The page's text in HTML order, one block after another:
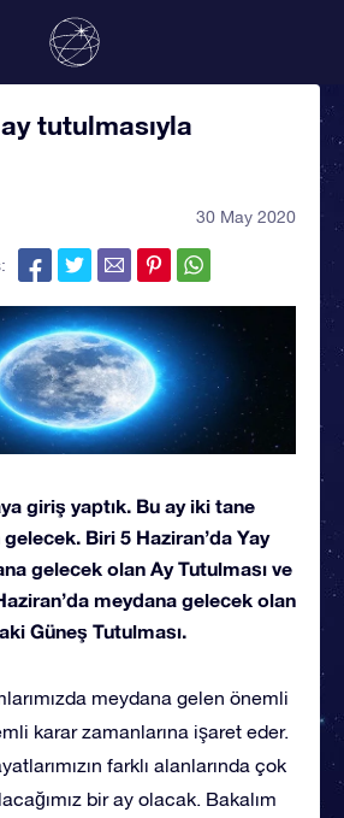
tutulmasıyla
30 May 2020
giriş yaptık. Bu ay iki tane
Biri 5 Haziran’da Yay
gelecek olan Ay Tutulması ve
meydana gelecek olan
Güneş Tutulması.
meydana gelen önemli
karar zamanlarına işaret eder.
farklı alanlarında çok
bir ay olacak. Bakalım